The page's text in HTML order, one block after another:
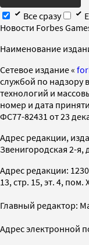
Все сразу
Новости Forbes
Наименование
Cетевое издание «
службой по надзору
технологий и
номер и дата
ФС77-82431 от 23
Адрес редакции,
Звенигородская 2-я,
Адрес редакции:
13, стр. 15, эт. 4, пом.
Главный редактор:
Адрес электронной